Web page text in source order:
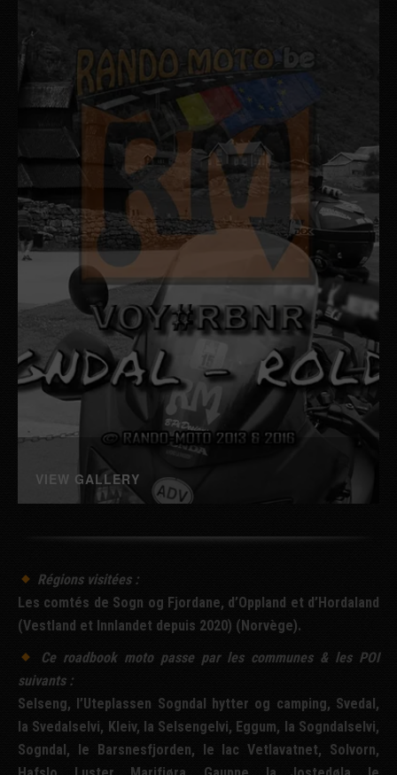
VIEW GALLERY
Régions visitées :
Les comtés de Sogn og Fjordane, d’Oppland et d’Hordaland
(Vestland et Innlandet depuis 2020) (Norvège).
Ce roadbookmoto passe par les communes & les POI
suivants :
Selseng, l’Uteplassen Sogndal hytter og camping, Svedal,
la Svedalselvi, Kleiv, la Selsengelvi, Eggum, la Sogndalselvi,
Sogndal, le Barsnesfjorden, le lac Vetlavatnet, Solvorn,